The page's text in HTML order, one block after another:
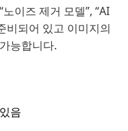
이즈 제거 모델”, “AI
비되어 있고 이미지의
능합니다.
음